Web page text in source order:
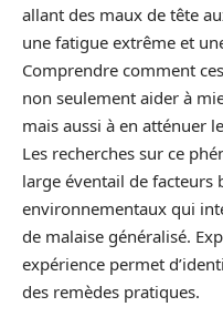
allant des maux de tête
une fatigue extrême et
Comprendre comment
non seulement aider à
mais aussi à en atténuer
Les recherches sur ce
large éventail de facteurs
environnementaux qui
de malaise généralisé.
expérience permet
des remèdes pratiques.